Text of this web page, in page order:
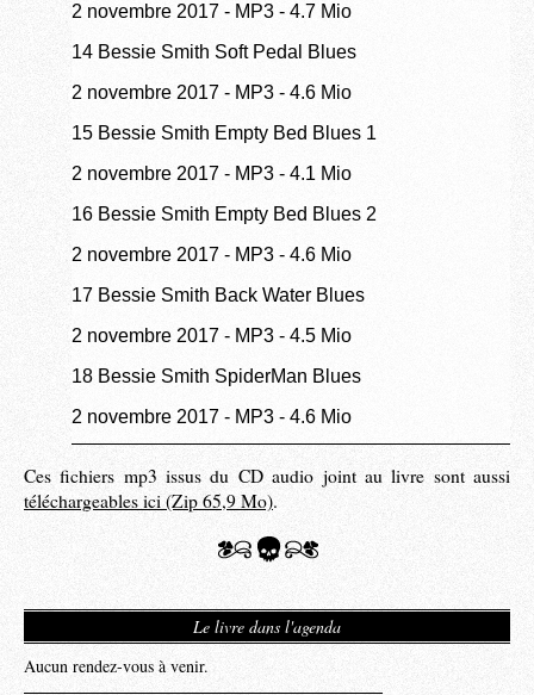
2 novembre 2017 - MP3 - 4.7 Mio
14 Bessie Smith Soft Pedal Blues
2 novembre 2017 - MP3 - 4.6 Mio
15 Bessie Smith Empty Bed Blues 1
2 novembre 2017 - MP3 - 4.1 Mio
16 Bessie Smith Empty Bed Blues 2
2 novembre 2017 - MP3 - 4.6 Mio
17 Bessie Smith Back Water Blues
2 novembre 2017 - MP3 - 4.5 Mio
18 Bessie Smith SpiderMan Blues
2 novembre 2017 - MP3 - 4.6 Mio
Ces fichiers mp3 issus du CD audio joint au livre sont aussi
téléchargeables ici (Zip 65,9 Mo).
Le livre dans l'agenda
Aucun rendez-vous à venir.